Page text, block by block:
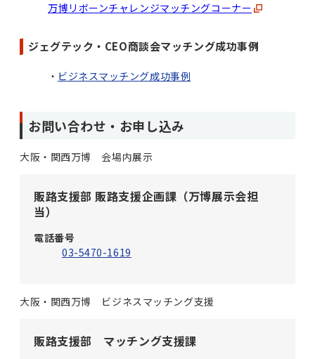
万博リボーンチャレンジマッチングコーナー
ジェグテック・CEO商談会マッチング成功事例
ビジネスマッチング成功事例
お問い合わせ・お申し込み
大阪・関西万博 会場内展示
販路支援部 販路支援企画課（万博展示会担
当）
電話番号
03-5470-1619
大阪・関西万博 ビジネスマッチング支援
販路支援部 マッチング支援課